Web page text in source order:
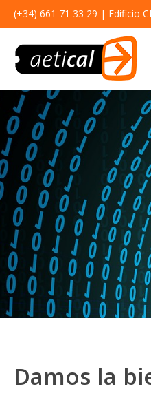
(+34) 661 71 33 29 | Edificio
Damos la